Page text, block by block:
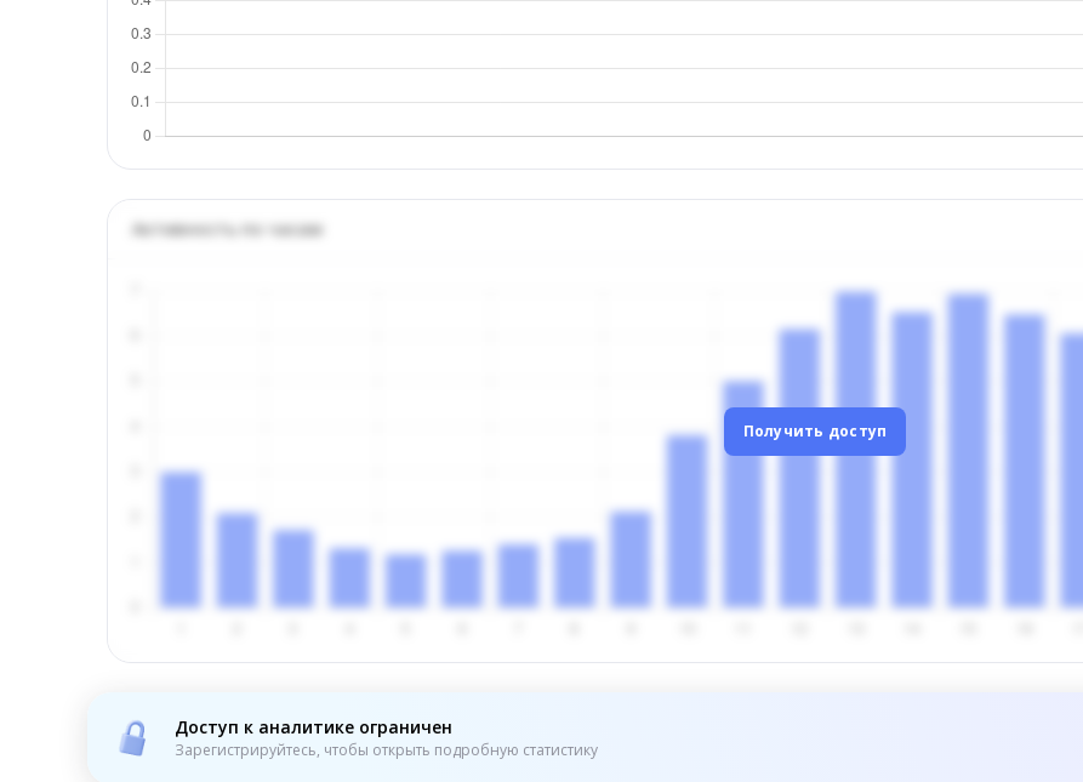
Активность по часам
Получить доступ
Доступ к аналитике ограничен
Зарегистрируйтесь, чтобы открыть подробную статистику